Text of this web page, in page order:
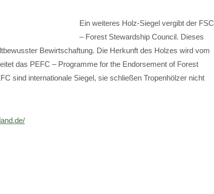
Ein weiteres Holz-Siegel vergibt der FSC
– Forest Stewardship Council. Dieses
Bewirtschaftung. Die Herkunft des Holzes wird vom
das PEFC – Programme for the Endorsement of Forest
sind internationale Siegel, sie schließen Tropenhölzer nicht